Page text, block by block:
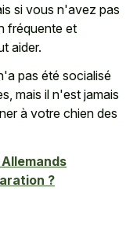
si vous n'avez pas
fréquente et
aider.
pas été socialisé
mais il n'est jamais
à votre chien des
?